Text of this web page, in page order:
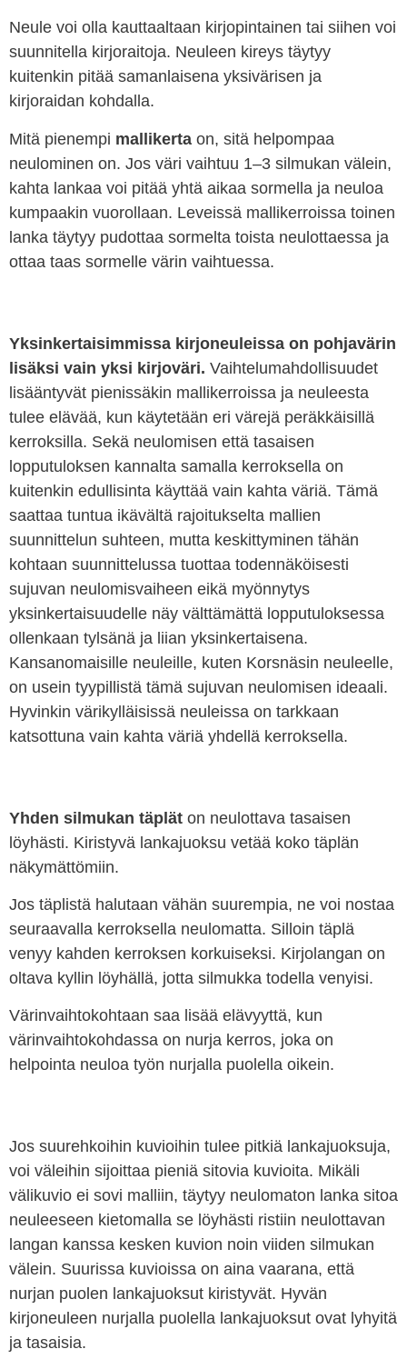
Neule voi olla kauttaaltaan kirjopintainen tai siihen voi
suunnitella kirjoraitoja. Neuleen kireys täytyy
kuitenkin pitää samanlaisena yksivärisen ja
kirjoraidan kohdalla.
Mitä pienempi mallikerta on, sitä helpompaa
neulominen on. Jos väri vaihtuu 1–3 silmukan välein,
kahta lankaa voi pitää yhtä aikaa sormella ja neuloa
kumpaakin vuorollaan. Leveissä mallikerroissa toinen
lanka täytyy pudottaa sormelta toista neulottaessa ja
ottaa taas sormelle värin vaihtuessa.
Yksinkertaisimmissa kirjoneuleissa on pohjavärin
lisäksi vain yksi kirjoväri. Vaihtelumahdollisuudet
lisääntyvät pienissäkin mallikerroissa ja neuleesta
tulee elävää, kun käytetään eri värejä peräkkäisillä
kerroksilla. Sekä neulomisen että tasaisen
lopputuloksen kannalta samalla kerroksella on
kuitenkin edullisinta käyttää vain kahta väriä. Tämä
saattaa tuntua ikävältä rajoitukselta mallien
suunnittelun suhteen, mutta keskittyminen tähän
kohtaan suunnittelussa tuottaa todennäköisesti
sujuvan neulomisvaiheen eikä myönnytys
yksinkertaisuudelle näy välttämättä lopputuloksessa
ollenkaan tylsänä ja liian yksinkertaisena.
Kansanomaisille neuleille, kuten Korsnäsin neuleelle,
on usein tyypillistä tämä sujuvan neulomisen ideaali.
Hyvinkin värikylläisissä neuleissa on tarkkaan
katsottuna vain kahta väriä yhdellä kerroksella.
Yhden silmukan täplät on neulottava tasaisen
löyhästi. Kiristyvä lankajuoksu vetää koko täplän
näkymättömiin.
Jos täplistä halutaan vähän suurempia, ne voi nostaa
seuraavalla kerroksella neulomatta. Silloin täplä
venyy kahden kerroksen korkuiseksi. Kirjolangan on
oltava kyllin löyhällä, jotta silmukka todella venyisi.
Värinvaihtokohtaan saa lisää elävyyttä, kun
värinvaihtokohdassa on nurja kerros, joka on
helpointa neuloa työn nurjalla puolella oikein.
Jos suurehkoihin kuvioihin tulee pitkiä lankajuoksuja,
voi väleihin sijoittaa pieniä sitovia kuvioita. Mikäli
välikuvio ei sovi malliin, täytyy neulomaton lanka sitoa
neuleeseen kietomalla se löyhästi ristiin neulottavan
langan kanssa kesken kuvion noin viiden silmukan
välein. Suurissa kuvioissa on aina vaarana, että
nurjan puolen lankajuoksut kiristyvät. Hyvän
kirjoneuleen nurjalla puolella lankajuoksut ovat lyhyitä
ja tasaisia.